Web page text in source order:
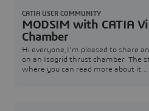
MODSIM with CATIA
Chamber
Hi everyone,I'm pleased to share
on an Isogrid thrust chamber. The
where you can read more about it
CATIA USER COMMUNITY